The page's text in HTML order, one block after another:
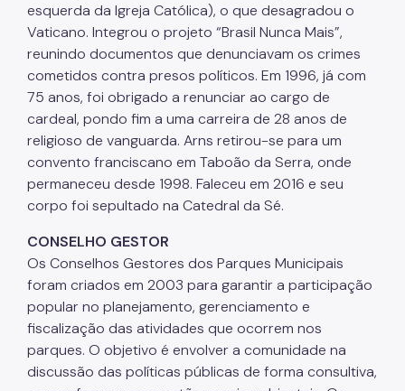
esquerda da Igreja Católica), o que desagradou o
Vaticano. Integrou o projeto “Brasil Nunca Mais”,
reunindo documentos que denunciavam os crimes
cometidos contra presos políticos. Em 1996, já com
75 anos, foi obrigado a renunciar ao cargo de
cardeal, pondo fim a uma carreira de 28 anos de
religioso de vanguarda. Arns retirou-se para um
convento franciscano em Taboão da Serra, onde
permaneceu desde 1998. Faleceu em 2016 e seu
corpo foi sepultado na Catedral da Sé.
CONSELHO GESTOR
Os Conselhos Gestores dos Parques Municipais
foram criados em 2003 para garantir a participação
popular no planejamento, gerenciamento e
fiscalização das atividades que ocorrem nos
parques. O objetivo é envolver a comunidade na
discussão das políticas públicas de forma consultiva,